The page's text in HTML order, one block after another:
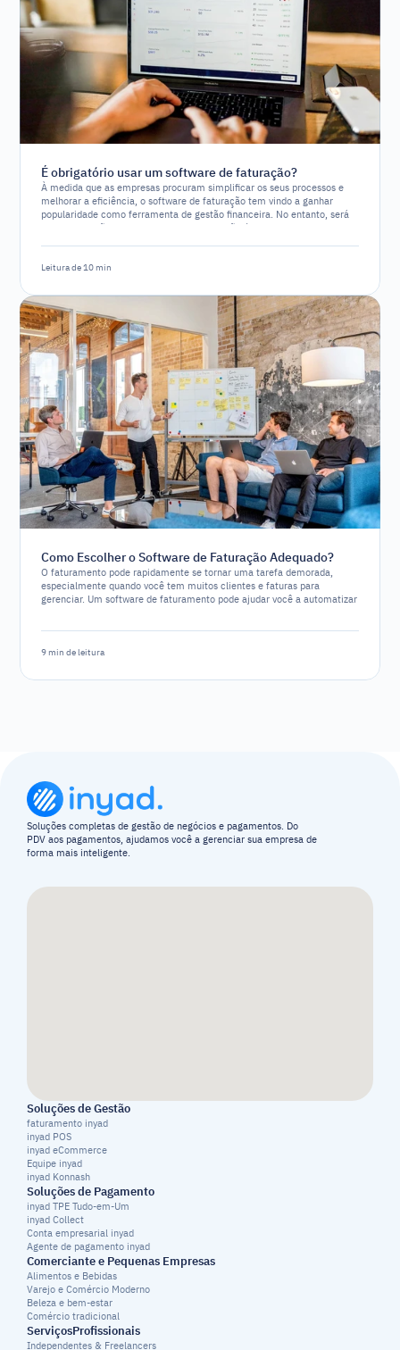
É obrigatório usar um software de faturação?
À medida que as empresas procuram simplificar os seus processos e
melhorar a eficiência, o software de faturação tem vindo a ganhar
popularidade como ferramenta de gestão financeira. No entanto, será
que a utilização de um software de faturação é um requisito legal ou
Leitura de 10 min
Como Escolher o Software de Faturação Adequado?
O faturamento pode rapidamente se tornar uma tarefa demorada,
especialmente quando você tem muitos clientes e faturas para
gerenciar. Um software de faturamento pode ajudar você a automatizar
9 min de leitura
Soluções completas de gestão de negócios e pagamentos. Do
PDV aos pagamentos, ajudamos você a gerenciar sua empresa de
forma mais inteligente.
Soluções de Gestão
faturamento inyad
inyad POS
inyad eCommerce
Equipe inyad
inyad Konnash
Soluções de Pagamento
inyad TPE Tudo-em-Um
inyad Collect
Conta empresarial inyad
Agente de pagamento inyad
Comerciante e Pequenas Empresas
Alimentos e Bebidas
Varejo e Comércio Moderno
Beleza e bem-estar
Comércio tradicional
ServiçosProfissionais
Independentes & Freelancers